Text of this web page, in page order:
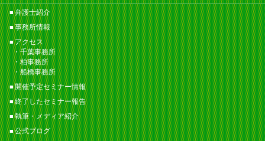
弁護士紹介
事務所情報
アクセス
千葉事務所
柏事務所
船橋事務所
開催予定セミナー情報
終了したセミナー報告
執筆・メディア紹介
公式ブログ